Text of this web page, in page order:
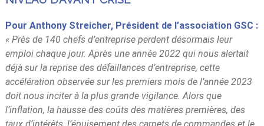
Pour Anthony Streicher, Président de l’association GSC :
« Près de 140 chefs d’entreprise perdent désormais leur
emploi chaque jour. Après une année 2022 qui nous alertait
déjà sur la reprise des défaillances d’entreprise, cette
accélération observée sur les premiers mois de l’année 2023
doit nous inciter à la plus grande vigilance. Alors que
l’inflation, la hausse des coûts des matières premières, des
taux d’intérêts, l’épuisement des carnets de commandes et le